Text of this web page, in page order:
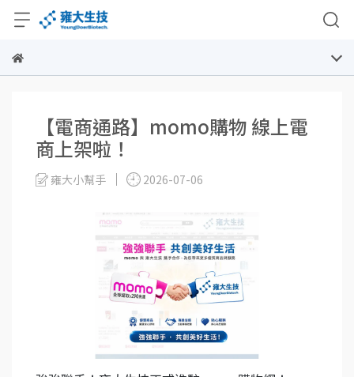
【電商通路】momo購物 線上電
商上架啦！
雍大小幫手 2026-07-06